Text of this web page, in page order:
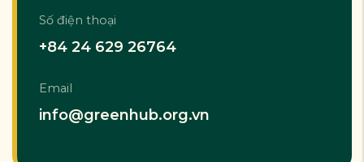
Số điện thoại
+84 24 629 26764
Email
info@greenhub.org.vn